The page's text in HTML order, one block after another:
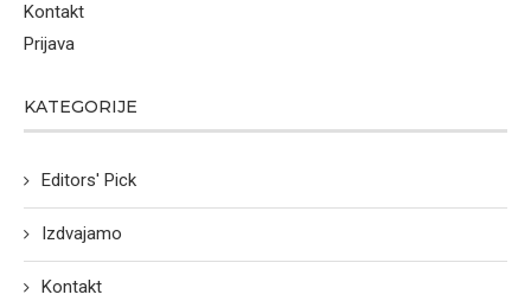
Kontakt
Prijava
KATEGORIJE
Editors' Pick
Izdvajamo
Kontakt